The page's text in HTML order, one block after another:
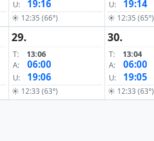
U: 19:16
☀ 12:35 (66°)
U: 19:14
☀ 12:35 (65°)
29.
T:
13:06
A:
06:00
U: 19:06
☀ 12:33 (63°)
30.
T:
13:04
A:
06:00
U: 19:05
☀ 12:33 (63°)